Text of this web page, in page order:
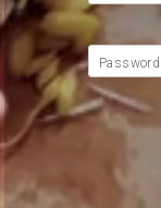
Password